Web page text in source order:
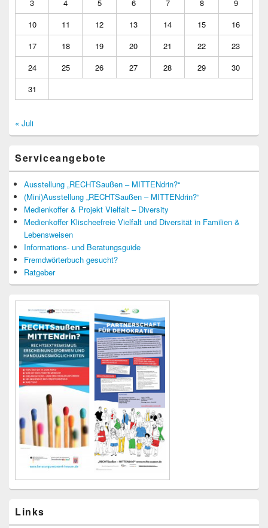
3 4 5 6 7 8
9
10
11 12 13 14 15
16
17
18 19 20 21 22
23
24
25 26 27 28 29
30
31
« Juli
Serviceangebote
Ausstellung „RECHTSaußen – MITTENdrin?“
(Mini)Ausstellung „RECHTSaußen – MITTENdrin?“
Medienkoffer & Projekt Vielfalt – Diversity
Medienkoffer Klischeefreie Vielfalt und Diversität in Familien &
Lebensweisen
Informations- und Beratungsguide
Fremdwörterbuch gesucht?
Ratgeber
Links